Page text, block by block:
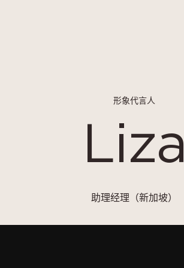
形象代言人
Liza
助理经理（新加坡）